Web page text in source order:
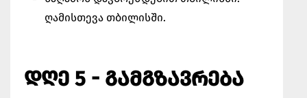
ღამისთევა თბილისში.
ᲓᲦᲔ 5 - ᲒᲐᲛᲒᲖᲐᲕᲠᲔᲑᲐ